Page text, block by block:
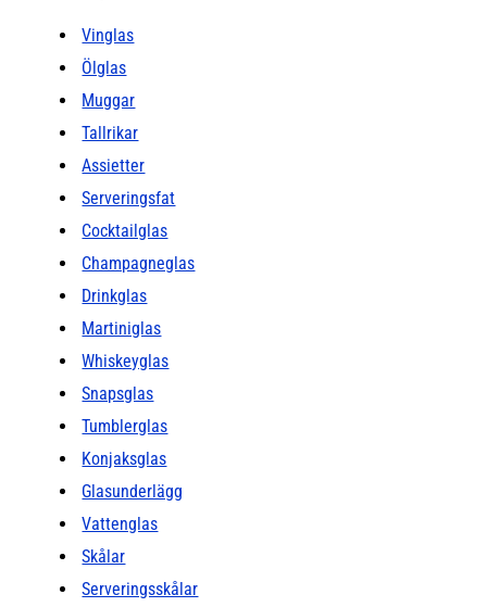
Vinglas
Ölglas
Muggar
Tallrikar
Assietter
Serveringsfat
Cocktailglas
Champagneglas
Drinkglas
Martiniglas
Whiskeyglas
Snapsglas
Tumblerglas
Konjaksglas
Glasunderlägg
Vattenglas
Skålar
Serveringsskålar